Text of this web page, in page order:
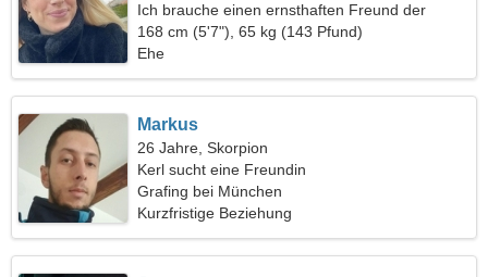
Ich brauche einen ernsthaften Freund der
Familie
168 cm (5'7"), 65 kg (143 Pfund)
Ehe
Markus
26 Jahre, Skorpion
Kerl sucht eine Freundin
Grafing bei München
Kurzfristige Beziehung